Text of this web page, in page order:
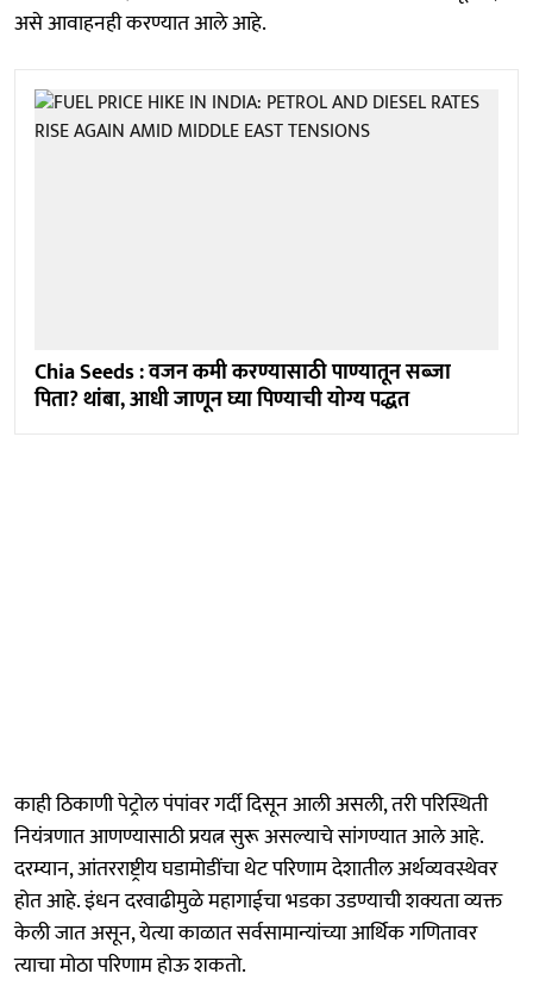
असे आवाहनही करण्यात आले आहे.
Chia Seeds : वजन कमी करण्यासाठी पाण्यातून सब्जा
पिता? थांबा, आधी जाणून घ्या पिण्याची योग्य पद्धत
काही ठिकाणी पेट्रोल पंपांवर गर्दी दिसून आली असली, तरी परिस्थिती
नियंत्रणात आणण्यासाठी प्रयत्न सुरू असल्याचे सांगण्यात आले आहे.
दरम्यान, आंतरराष्ट्रीय घडामोडींचा थेट परिणाम देशातील अर्थव्यवस्थेवर
होत आहे. इंधन दरवाढीमुळे महागाईचा भडका उडण्याची शक्यता व्यक्त
केली जात असून, येत्या काळात सर्वसामान्यांच्या आर्थिक गणितावर
त्याचा मोठा परिणाम होऊ शकतो.